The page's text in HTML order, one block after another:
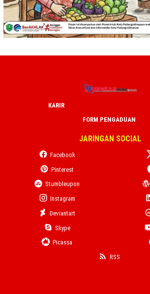
KARIR
FORM PENGADUAN
JARINGAN SOCIAL
Facebook
Pinterest
Stumbleupon
Instagram
Deviantart
Skype
Picassa
RSS